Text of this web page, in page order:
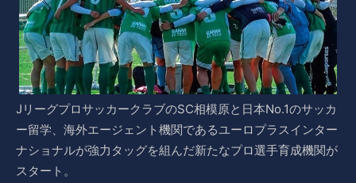
JリーグプロサッカークラブのSC相模原と日本No.1のサッカ
ー留学、海外エージェント機関であるユーロプラスインター
ナショナルが強力タッグを組んだ新たなプロ選手育成機関が
スタート。